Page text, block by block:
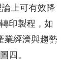
上可有效降
印製程，如
業經濟與趨勢
四。